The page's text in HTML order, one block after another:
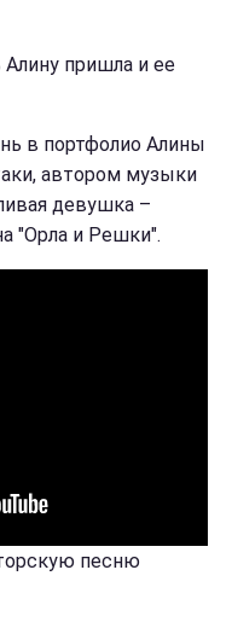
пришла и ее
в портфолио Алины
автором музыки
девушка –
"Орла и Решки".
песню